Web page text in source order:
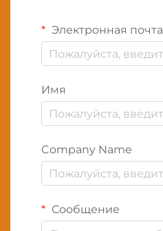
Электронная почта
Имя
Company Name
Сообщение